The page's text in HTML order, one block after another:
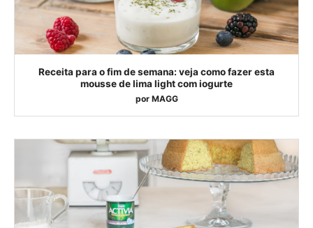
Receita para o fim de semana: veja como fazer esta
mousse de lima light com iogurte
por MAGG